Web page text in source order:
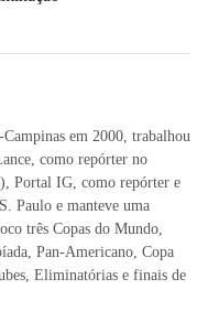
em 2000, trabalhou
como repórter no
Portal IG, como repórter e
Paulo e manteve uma
três Copas do Mundo,
Pan-Americano, Copa
Eliminatórias e finais de